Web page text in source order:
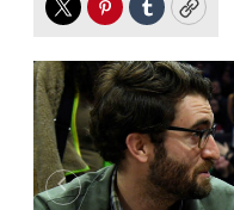
TwitterPinterest
TumblrCopy